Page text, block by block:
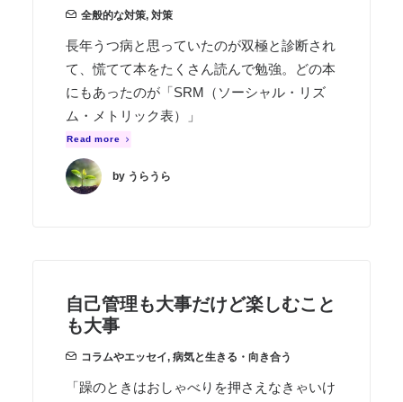
全般的な対策, 対策
長年うつ病と思っていたのが双極と診断され
て、慌てて本をたくさん読んで勉強。どの本
にもあったのが「SRM（ソーシャル・リズ
ム・メトリック表）」
Read more
by うらうら
自己管理も大事だけど楽しむこと
も大事
コラムやエッセイ, 病気と生きる・向き合う
「躁のときはおしゃべりを押さえなきゃいけ